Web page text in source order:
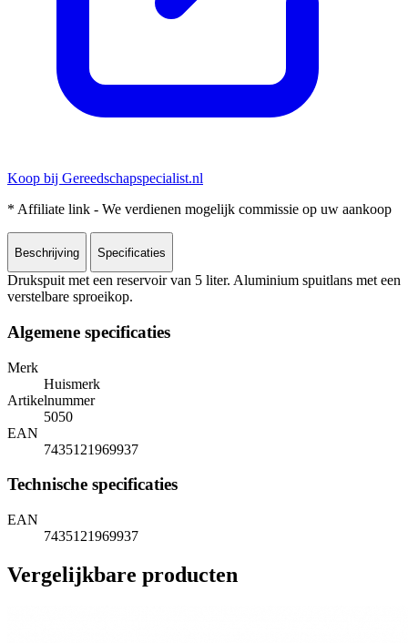
Koop bij Gereedschapspecialist.nl
* Affiliate link - We verdienen mogelijk commissie op uw aankoop
Beschrijving Specificaties
Drukspuit met een reservoir van 5 liter. Aluminium spuitlans met een
verstelbare sproeikop.
Algemene specificaties
Merk
Huismerk
Artikelnummer
5050
EAN
7435121969937
Technische specificaties
EAN
7435121969937
Vergelijkbare producten